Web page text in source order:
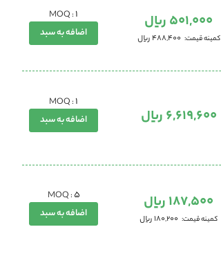
501,000 ریال
کمینه قیمت 488,400 ریال
MOQ : 1
اضافه به سبد
6,619,600 ریال
MOQ : 1
اضافه به سبد
187,500 ریال
کمینه قیمت 180,200 ریال
MOQ : 5
اضافه به سبد